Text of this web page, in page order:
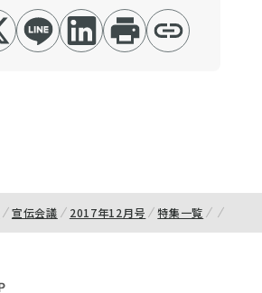
宣伝会議 2017年12月号 特集一覧